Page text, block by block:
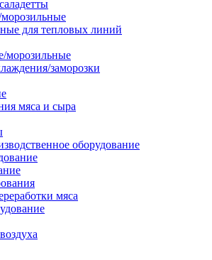
для тепловых линий
морозильные
заморозки
мяса и сыра
оборудование
мяса